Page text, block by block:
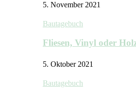
5. November 2021
Bautagebuch
Fliesen, Vinyl oder
5. Oktober 2021
Bautagebuch